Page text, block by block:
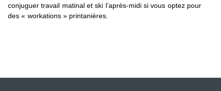
conjuguer travail matinal et ski l’après-midi si vous optez pour
des « workations » printanières.